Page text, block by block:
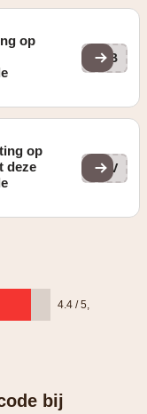
op
PPB
op
deze
PPV
4.4 / 5
bij